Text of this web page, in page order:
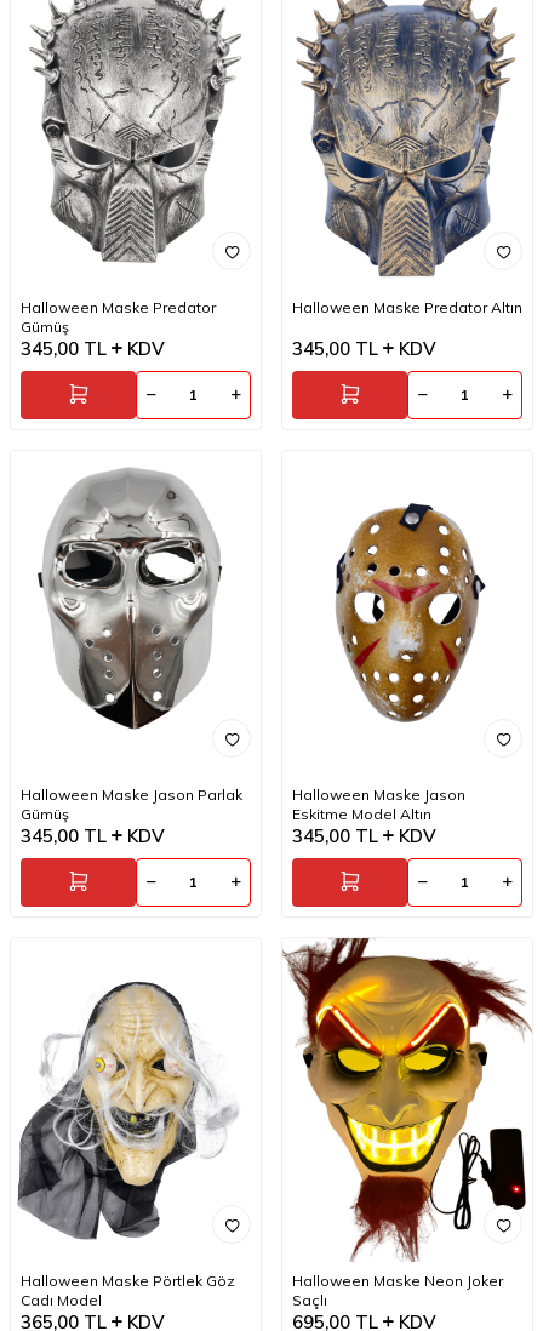
Halloween Maske Predator
Gümüş
345,00 TL KDV
Halloween Maske Predator Altın
345,00 TL KDV
Halloween Maske Jason Parlak
Gümüş
345,00 TL KDV
Halloween Maske Jason
Eskitme Model Altın
345,00 TL KDV
Halloween Maske Pörtlek Göz
Cadı Model
365,00 TL KDV
Halloween Maske Neon Joker
Saçlı
695,00 TL KDV